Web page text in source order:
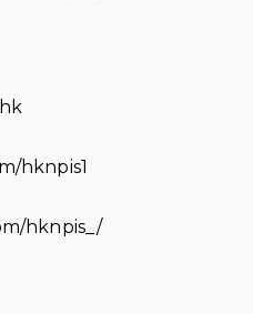
）
恆常練習 - 6月18日
恆常練習 - 6月11日（19:00
hknpis1
hknpis_/